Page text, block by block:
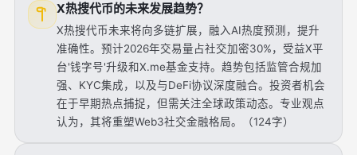
X热搜代币的未来发展趋势？
X热搜代币未来将向多链扩展，融入AI热度预测，提升
准确性。预计2026年交易量占社交加密30%，受益X平
台'钱字号'升级和X.me基金支持。趋势包括监管合规加
强、KYC集成，以及与DeFi协议深度融合。投资者机会
在于早期热点捕捉，但需关注全球政策动态。专业观点
认为，其将重塑Web3社交金融格局。（124字）